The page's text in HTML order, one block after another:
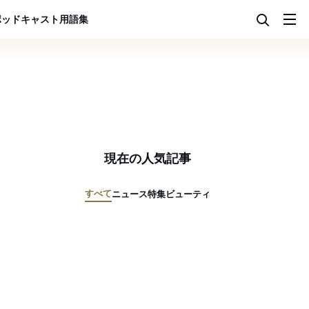
ドキャスト用語集
現在の人気記事
すべてニュース特集ビューティ